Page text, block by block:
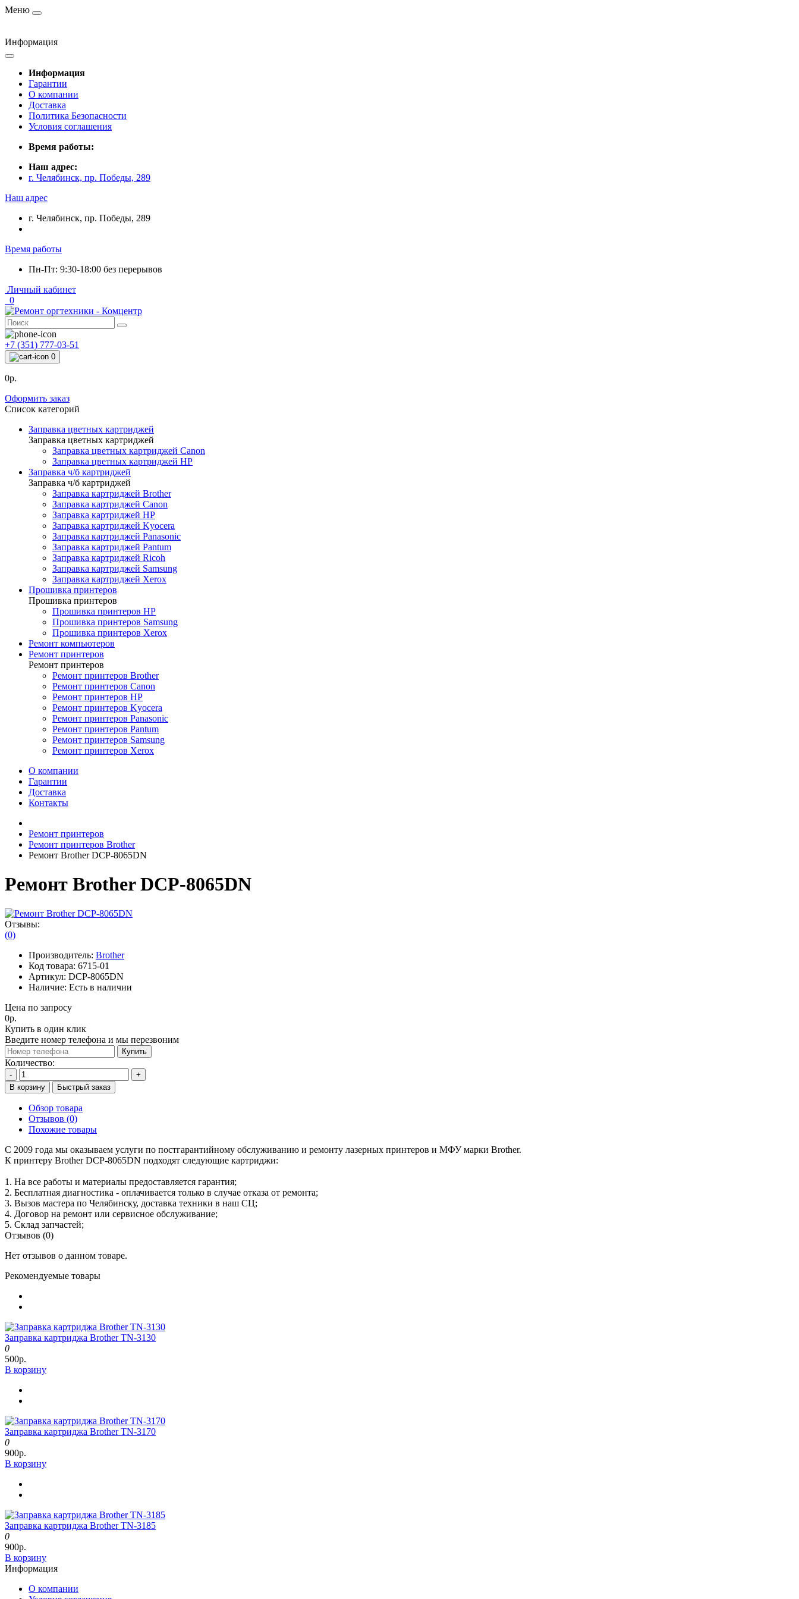
Меню
Информация
Информация
Гарантии
О компании
Доставка
Политика Безопасности
Условия соглашения
Время работы:
Наш адрес:
г. Челябинск, пр. Победы, 289
Наш адрес
г. Челябинск, пр. Победы, 289
Время работы
Пн-Пт: 9:30-18:00 без перерывов
Личный кабинет
0
+7 (351) 777-03-51
0
0р.
Оформить заказ
Список категорий
Заправка цветных картриджей
Заправка цветных картриджей
Заправка цветных картриджей Canon
Заправка цветных картриджей HP
Заправка ч/б картриджей
Заправка ч/б картриджей
Заправка картриджей Brother
Заправка картриджей Canon
Заправка картриджей HP
Заправка картриджей Kyocera
Заправка картриджей Panasonic
Заправка картриджей Pantum
Заправка картриджей Ricoh
Заправка картриджей Samsung
Заправка картриджей Xerox
Прошивка принтеров
Прошивка принтеров
Прошивка принтеров HP
Прошивка принтеров Samsung
Прошивка принтеров Xerox
Ремонт компьютеров
Ремонт принтеров
Ремонт принтеров
Ремонт принтеров Brother
Ремонт принтеров Canon
Ремонт принтеров HP
Ремонт принтеров Kyocera
Ремонт принтеров Panasonic
Ремонт принтеров Pantum
Ремонт принтеров Samsung
Ремонт принтеров Xerox
О компании
Гарантии
Доставка
Контакты
Ремонт принтеров
Ремонт принтеров Brother
Ремонт Brother DCP-8065DN
Ремонт Brother DCP-8065DN
Отзывы:
(0)
Производитель: Brother
Код товара: 6715-01
Артикул: DCP-8065DN
Наличие: Есть в наличии
Цена по запросу
0р.
Купить в один клик
Введите номер телефона и мы перезвоним
Купить
Количество:
-
+
В корзину
Быстрый заказ
Обзор товара
Отзывов (0)
Похожие товары
С 2009 года мы оказываем услуги по постгарантийному обслуживанию и ремонту лазерных принтеров и МФУ марки Brother.
К принтеру Brother DCP-8065DN подходят следующие картриджи:
1. На все работы и материалы предоставляется гарантия;
2. Бесплатная диагностика - оплачивается только в случае отказа от ремонта;
3. Вызов мастера по Челябинску, доставка техники в наш СЦ;
4. Договор на ремонт или сервисное обслуживание;
5. Склад запчастей;
Отзывов (0)
Нет отзывов о данном товаре.
Рекомендуемые товары
Заправка картриджа Brother TN-3130
0
500р.
В корзину
Заправка картриджа Brother TN-3170
0
900р.
В корзину
Заправка картриджа Brother TN-3185
0
900р.
В корзину
Информация
О компании